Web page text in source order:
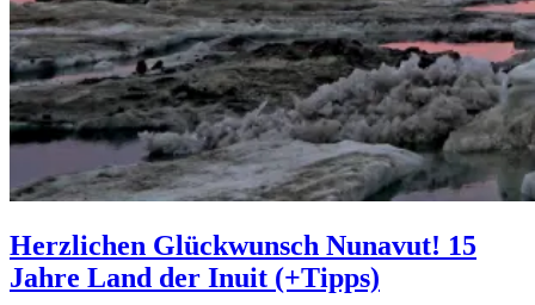
Herzlichen Glückwunsch Nunavut! 15
Jahre Land der Inuit (+Tipps)